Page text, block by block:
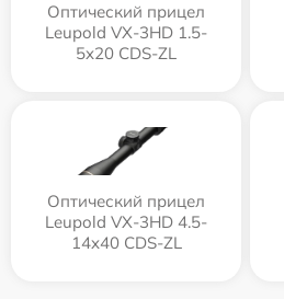
Оптический прицел
Leupold VX-3HD 1.5-
5x20 CDS-ZL
Оптический прицел
Leupold VX-3HD 4.5-
14x40 CDS-ZL